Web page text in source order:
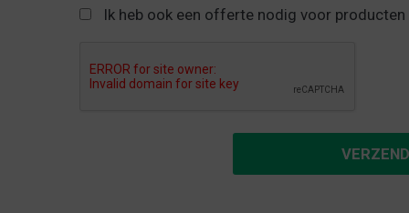
Ik heb ook een offerte nodig voor producten